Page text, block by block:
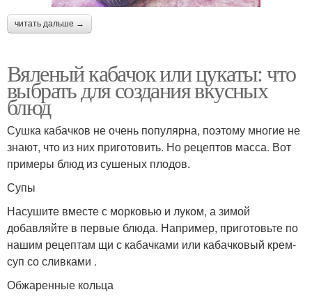
читать дальше →
Вяленый кабачок или цукаты: что
выбрать для создания вкусных
блюд
Сушка кабачков не очень популярна, поэтому многие не
знают, что из них приготовить. Но рецептов масса. Вот
примеры блюд из сушеных плодов.
Супы
Насушите вместе с морковью и луком, а зимой
добавляйте в первые блюда. Например, приготовьте по
нашим рецептам щи с кабачками или кабачковый крем-
суп со сливками .
Обжаренные кольца